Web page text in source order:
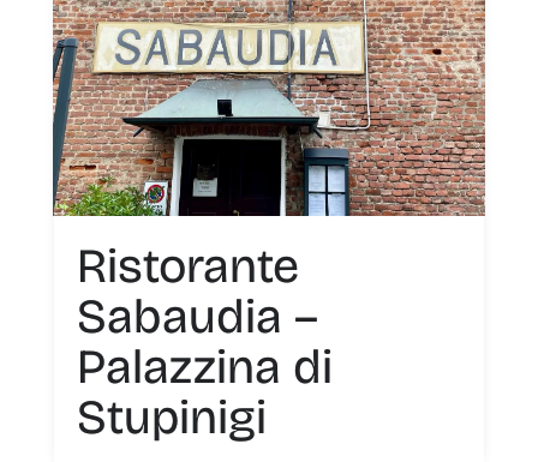
Ristorante
Sabaudia –
Palazzina di
Stupinigi